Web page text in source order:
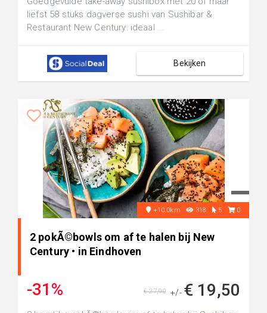
liefst 58 stuks dagverse sushi van Sushibar &
Restaurant New Century: ideaal ...
Bekijken
+10.0km 318 5 0
2 pokÃ©bowls om af te halen bij New
Century • in Eindhoven
-31% +/- € 19,50
€ 27,90